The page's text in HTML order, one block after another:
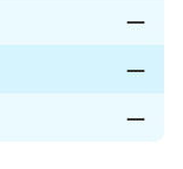
—
—
—